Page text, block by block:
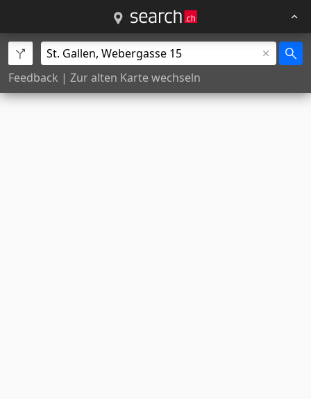
Feedback | Zur alten Karte wechseln